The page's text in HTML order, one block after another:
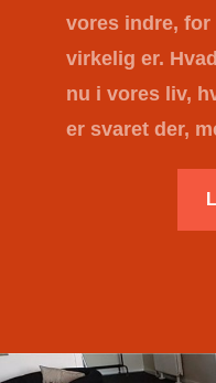
vores indre,
virkelig er.
nu i vores liv,
er svaret der,